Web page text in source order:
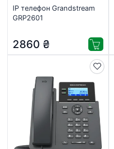
IP телефон Grandstream
GRP2601
2860 ₴